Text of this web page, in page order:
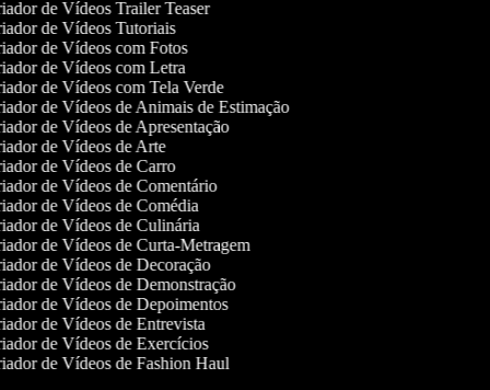
de Vídeos Trailer Teaser
de Vídeos Tutoriais
de Vídeos com Fotos
de Vídeos com Letra
de Vídeos com Tela Verde
de Vídeos de Animais de Estimação
de Vídeos de Apresentação
de Vídeos de Arte
de Vídeos de Carro
de Vídeos de Comentário
de Vídeos de Comédia
de Vídeos de Culinária
de Vídeos de Curta-Metragem
de Vídeos de Decoração
de Vídeos de Demonstração
de Vídeos de Depoimentos
de Vídeos de Entrevista
de Vídeos de Exercícios
de Vídeos de Fashion Haul